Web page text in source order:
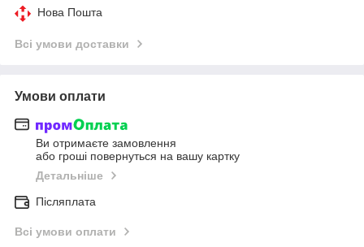
Нова Пошта
Всі умови доставки
Умови оплати
Ви отримаєте замовлення
або гроші повернуться на вашу картку
Детальніше
Післяплата
Всі умови оплати